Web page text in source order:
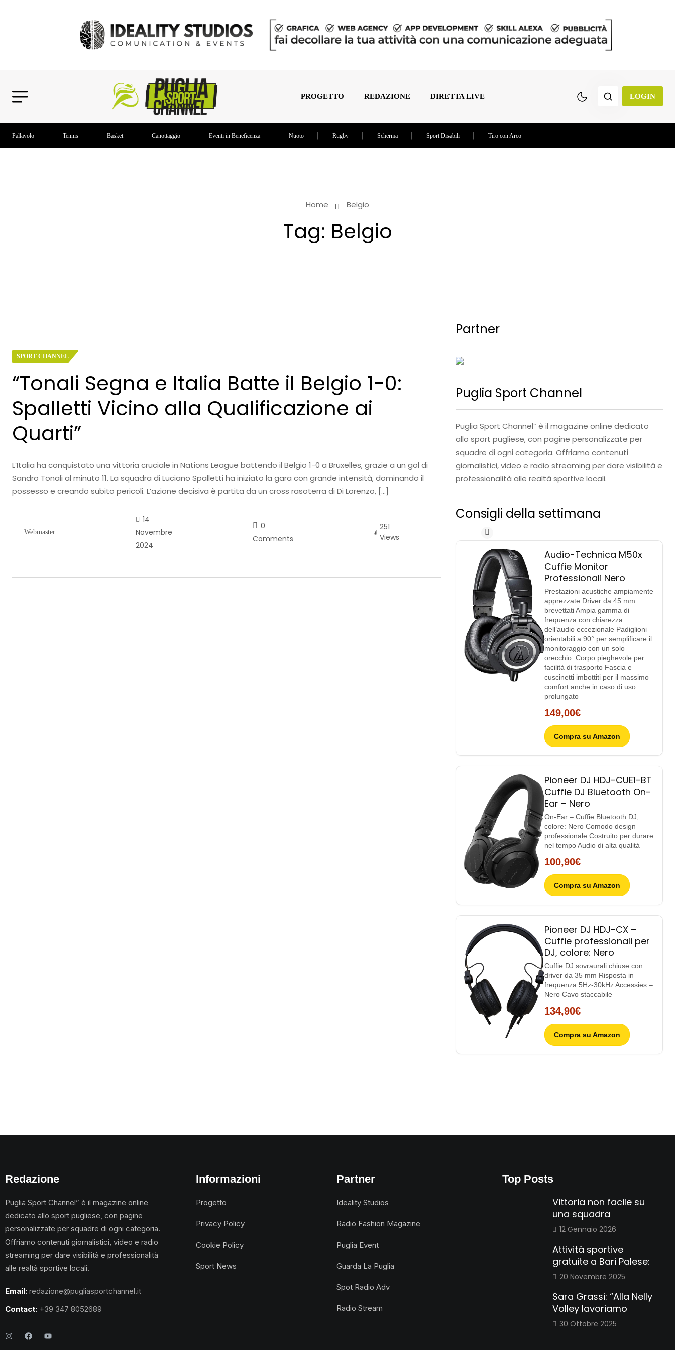
PROGETTO REDAZIONE DIRETTA LIVE LOGIN
Pallavolo Tennis Basket Canottaggio Eventi in Beneficenza Nuoto Rugby Scherma Sport Disabili Tiro con Arco
Home Belgio
Tag: Belgio
SPORT CHANNEL
“Tonali Segna e Italia Batte il Belgio 1-0:
Spalletti Vicino alla Qualificazione ai
Quarti”
L’Italia ha conquistato una vittoria cruciale in Nations League battendo il Belgio 1-0 a Bruxelles, grazie a un gol di
Sandro Tonali al minuto 11. La squadra di Luciano Spalletti ha iniziato la gara con grande intensità, dominando il
possesso e creando subito pericoli. L’azione decisiva è partita da un cross rasoterra di Di Lorenzo, […]
Webmaster
14
Novembre
2024
0
Comments
251
Views
Partner
Puglia Sport Channel
Puglia Sport Channel” è il magazine online dedicato
allo sport pugliese, con pagine personalizzate per
squadre di ogni categoria. Offriamo contenuti
giornalistici, video e radio streaming per dare visibilità e
professionalità alle realtà sportive locali.
Consigli della settimana
Audio-Technica M50x
Cuffie Monitor
Professionali Nero
Prestazioni acustiche ampiamente
apprezzate Driver da 45 mm
brevettati Ampia gamma di
frequenza con chiarezza
dell’audio eccezionale Padiglioni
orientabili a 90° per semplificare il
monitoraggio con un solo
orecchio. Corpo pieghevole per
facilità di trasporto Fascia e
cuscinetti imbottiti per il massimo
comfort anche in caso di uso
prolungato
149,00€
Compra su Amazon
Pioneer DJ HDJ-CUE1-BT
Cuffie DJ Bluetooth On-
Ear – Nero
On-Ear – Cuffie Bluetooth DJ,
colore: Nero Comodo design
professionale Costruito per durare
nel tempo Audio di alta qualità
100,90€
Compra su Amazon
Pioneer DJ HDJ-CX –
Cuffie professionali per
DJ, colore: Nero
Cuffie DJ sovraurali chiuse con
driver da 35 mm Risposta in
frequenza 5Hz-30kHz Accessies –
Nero Cavo staccabile
134,90€
Compra su Amazon
Redazione
Puglia Sport Channel” è il magazine online
dedicato allo sport pugliese, con pagine
personalizzate per squadre di ogni categoria.
Offriamo contenuti giornalistici, video e radio
streaming per dare visibilità e professionalità
alle realtà sportive locali.
Email: redazione@pugliasportchannel.it
Contact: +39 347 8052689
Informazioni
Progetto
Privacy Policy
Cookie Policy
Sport News
Partner
Ideality Studios
Radio Fashion Magazine
Puglia Event
Guarda La Puglia
Spot Radio Adv
Radio Stream
Top Posts
Vittoria non facile su
una squadra
12 Gennaio 2026
Attività sportive
gratuite a Bari Palese:
20 Novembre 2025
Sara Grassi: “Alla Nelly
Volley lavoriamo
30 Ottobre 2025